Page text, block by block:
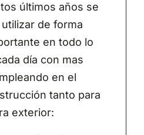
últimos años se
de forma
en todo lo
día con mas
en el
tanto para
exterior: